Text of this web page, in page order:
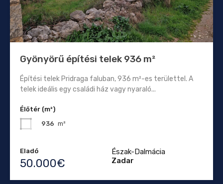
Gyönyörű építési telek 936 m²
Építési telek Pridraga faluban, 936 m²-es területtel. A
telek ideális egy családi ház vagy nyaraló...
Élőtér (m²)
936 m²
Eladó
50.000€
Észak-Dalmácia
Zadar